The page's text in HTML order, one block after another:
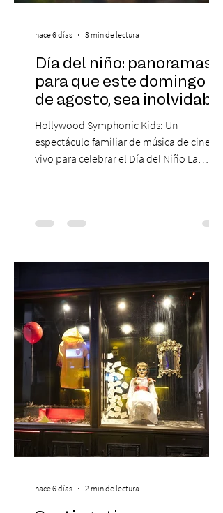
Día del niño: panoramas
para que este domingo 09
de agosto, sea inolvidable
Hollywood Symphonic Kids: Un
espectáculo familiar de música de cine en
vivo para celebrar el Día del Niño La
musical única e inolvidable con motivo del
Día del Niño. El espectáculo Hollywood
de todos los tiempos en un concierto en
sinfónica en pleno, coro y una
sorprendente puesta en escena pensada
especialmente pa
hace 6 días 3 min de lectura
hace 6 días 2 min de lectura